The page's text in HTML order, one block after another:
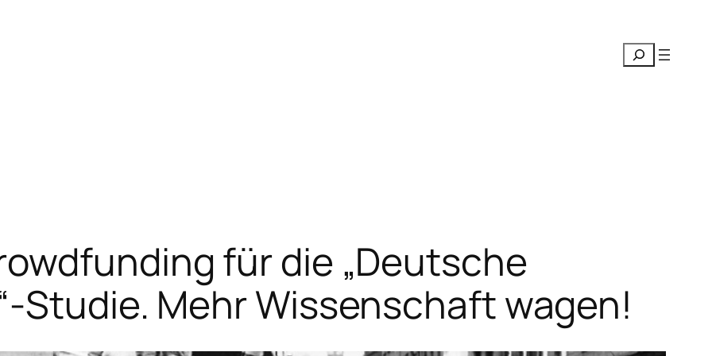
Suchen
für die „Deutsche
Studie. Mehr Wissenschaft wagen!